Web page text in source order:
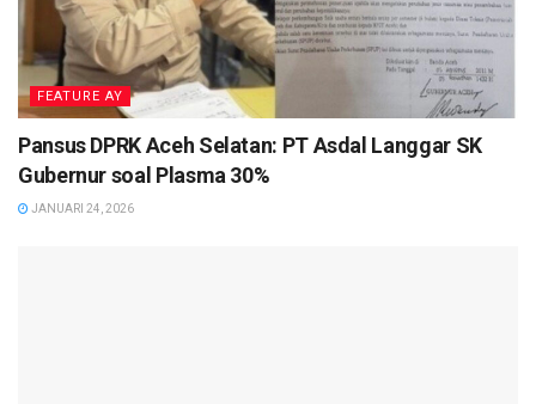
FEATURE AY
Pansus DPRK Aceh Selatan: PT Asdal Langgar SK
Gubernur soal Plasma 30%
JANUARI 24, 2026